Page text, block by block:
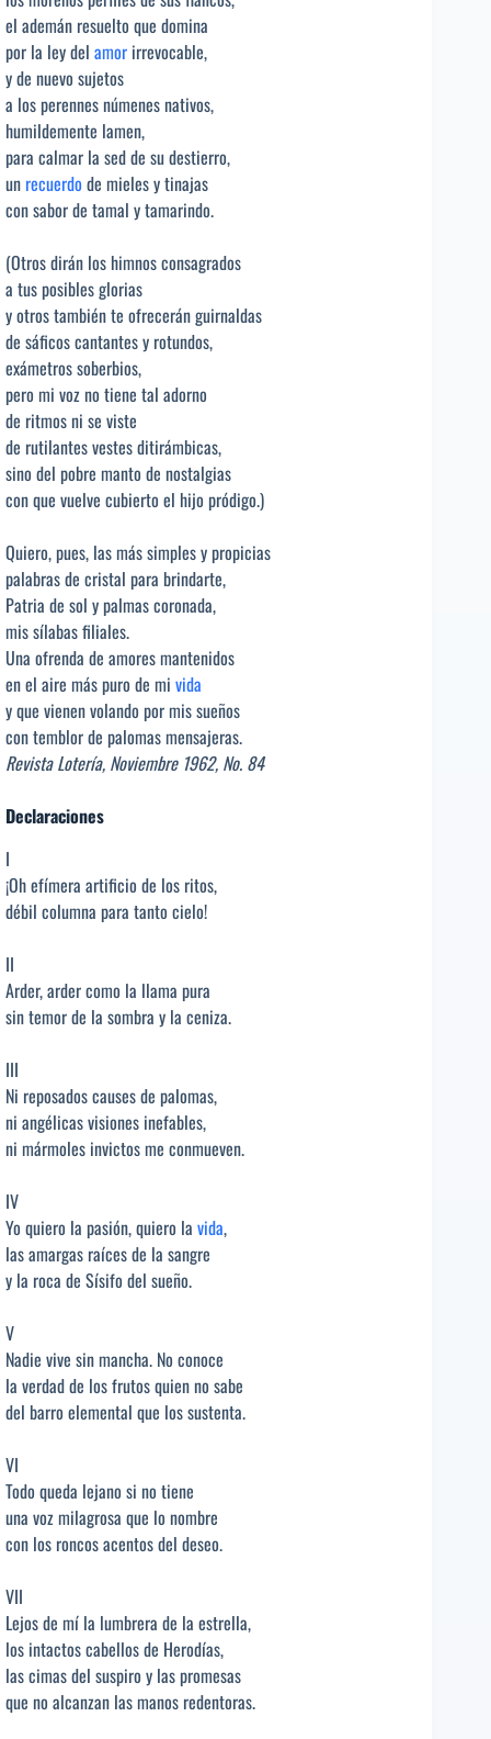
el ademán resuelto que domina
por la ley del amor irrevocable,
y de nuevo sujetos
a los perennes númenes nativos,
humildemente lamen,
para calmar la sed de su destierro,
un recuerdo de mieles y tinajas
con sabor de tamal y tamarindo.
(Otros dirán los himnos consagrados
a tus posibles glorias
y otros también te ofrecerán guirnaldas
de sáficos cantantes y rotundos,
exámetros soberbios,
pero mi voz no tiene tal adorno
de ritmos ni se viste
de rutilantes vestes ditirámbicas,
sino del pobre manto de nostalgias
con que vuelve cubierto el hijo pródigo.)
Quiero, pues, las más simples y propicias
palabras de cristal para brindarte,
Patria de sol y palmas coronada,
mis sílabas filiales.
Una ofrenda de amores mantenidos
en el aire más puro de mi vida
y que vienen volando por mis sueños
con temblor de palomas mensajeras.
Revista Lotería, Noviembre 1962, No. 84
Declaraciones
I
¡Oh efímera artificio de los ritos,
débil columna para tanto cielo!
II
Arder, arder como la llama pura
sin temor de la sombra y la ceniza.
III
Ni reposados causes de palomas,
ni angélicas visiones inefables,
ni mármoles invictos me conmueven.
IV
Yo quiero la pasión, quiero la vida,
las amargas raíces de la sangre
y la roca de Sísifo del sueño.
V
Nadie vive sin mancha. No conoce
la verdad de los frutos quien no sabe
del barro elemental que los sustenta.
VI
Todo queda lejano si no tiene
una voz milagrosa que lo nombre
con los roncos acentos del deseo.
VII
Lejos de mí la lumbrera de la estrella,
los intactos cabellos de Herodías,
las cimas del suspiro y las promesas
que no alcanzan las manos redentoras.